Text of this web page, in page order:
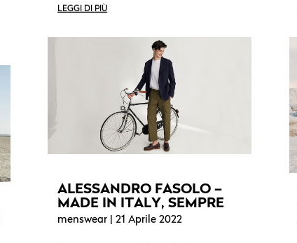
LEGGI DI PIÙ
ALESSANDRO FASOLO –
MADE IN ITALY, SEMPRE
menswear | 21 Aprile 2022